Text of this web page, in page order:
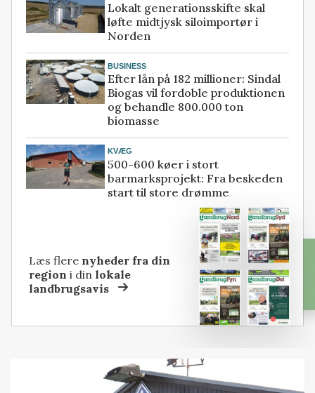
Lokalt generationsskifte skal
løfte midtjysk siloimportør i
Norden
BUSINESS
Efter lån på 182 millioner: Sindal
Biogas vil fordoble produktionen
og behandle 800.000 ton
biomasse
KVÆG
500-600 køer i stort
barmarksprojekt: Fra beskeden
start til store drømme
Læs flere nyheder fra din
region i dinlokale
landbrugsavis